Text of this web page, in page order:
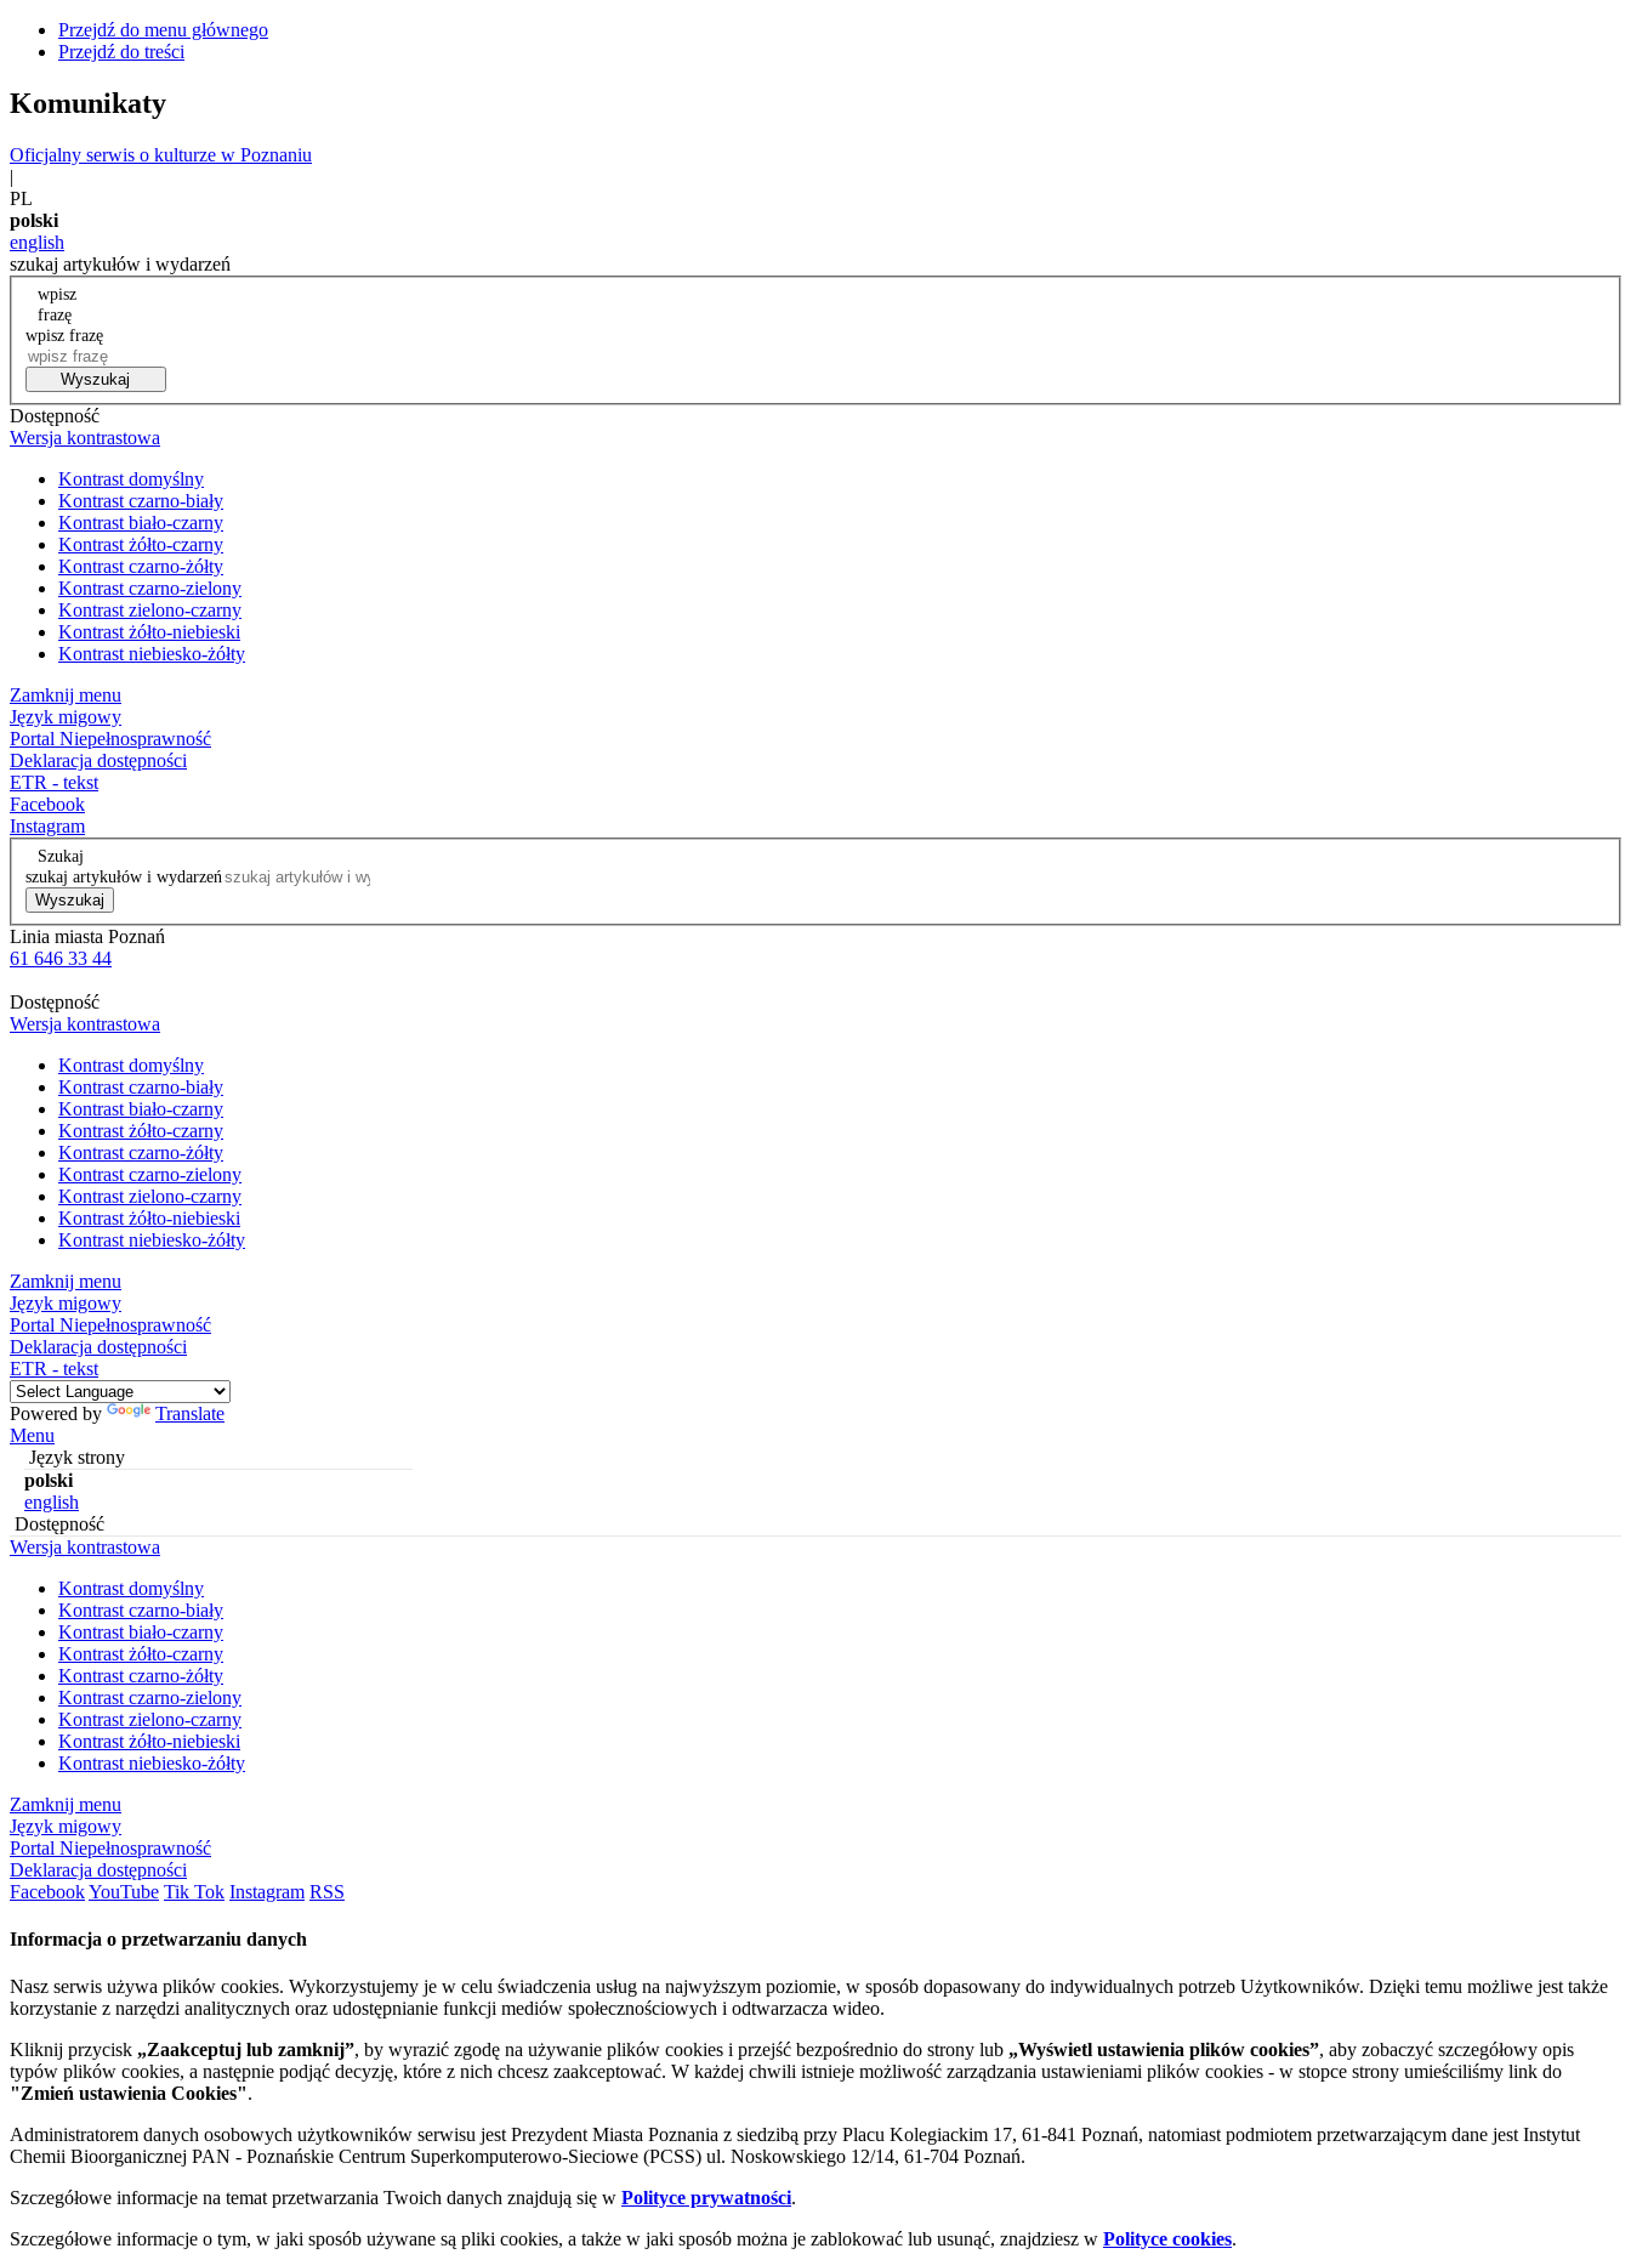
Przejdź do menu głównego
Przejdź do treści
Komunikaty
Oficjalny serwis o kulturze w Poznaniu
|
PL
polski
english
szukaj artykułów i wydarzeń
wpisz
frazę
wpisz frazę
Wyszukaj
Dostępność
Wersja kontrastowa
Kontrast domyślny
Kontrast czarno-biały
Kontrast biało-czarny
Kontrast żółto-czarny
Kontrast czarno-żółty
Kontrast czarno-zielony
Kontrast zielono-czarny
Kontrast żółto-niebieski
Kontrast niebiesko-żółty
Zamknij menu
Język migowy
Portal Niepełnosprawność
Deklaracja dostępności
ETR - tekst
Facebook
Instagram
Szukaj
szukaj artykułów i wydarzeń
Wyszukaj
Linia miasta Poznań
61 646 33 44
Dostępność
Wersja kontrastowa
Kontrast domyślny
Kontrast czarno-biały
Kontrast biało-czarny
Kontrast żółto-czarny
Kontrast czarno-żółty
Kontrast czarno-zielony
Kontrast zielono-czarny
Kontrast żółto-niebieski
Kontrast niebiesko-żółty
Zamknij menu
Język migowy
Portal Niepełnosprawność
Deklaracja dostępności
ETR - tekst
Powered by
Translate
Menu
Język strony
polski
english
Dostępność
Wersja kontrastowa
Kontrast domyślny
Kontrast czarno-biały
Kontrast biało-czarny
Kontrast żółto-czarny
Kontrast czarno-żółty
Kontrast czarno-zielony
Kontrast zielono-czarny
Kontrast żółto-niebieski
Kontrast niebiesko-żółty
Zamknij menu
Język migowy
Portal Niepełnosprawność
Deklaracja dostępności
FacebookYouTube Tik Tok Instagram RSS
Informacja o przetwarzaniu danych
Nasz serwis używa plików cookies. Wykorzystujemy je w celu świadczenia usług na najwyższym poziomie, w sposób dopasowany do indywidualnych potrzeb Użytkowników. Dzięki temu możliwe jest także
korzystanie z narzędzi analitycznych oraz udostępnianie funkcji mediów społecznościowych i odtwarzacza wideo.
Kliknij przycisk „Zaakceptuj lub zamknij”, by wyrazić zgodę na używanie plików cookies i przejść bezpośrednio do strony lub „Wyświetl ustawienia plików cookies”, aby zobaczyć szczegółowy opis
typów plików cookies, a następnie podjąć decyzję, które z nich chcesz zaakceptować. W każdej chwili istnieje możliwość zarządzania ustawieniami plików cookies - w stopce strony umieściliśmy link do
"Zmień ustawienia Cookies".
Administratorem danych osobowych użytkowników serwisu jest Prezydent Miasta Poznania z siedzibą przy Placu Kolegiackim 17, 61-841 Poznań, natomiast podmiotem przetwarzającym dane jest Instytut
Chemii Bioorganicznej PAN - Poznańskie Centrum Superkomputerowo-Sieciowe (PCSS) ul. Noskowskiego 12/14, 61-704 Poznań.
Szczegółowe informacje na temat przetwarzania Twoich danych znajdują się w Polityce prywatności.
Szczegółowe informacje o tym, w jaki sposób używane są pliki cookies, a także w jaki sposób można je zablokować lub usunąć, znajdziesz w Polityce cookies.